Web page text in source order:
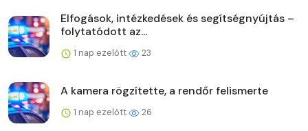
Elfogások, intézkedések és segítségnyújtás –
folytatódott az...
1 nap ezelőtt 23
A kamera rögzítette, a rendőr felismerte
1 nap ezelőtt 26